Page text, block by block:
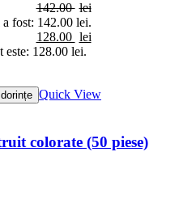
142.00 lei
fost: 142.00 lei.
128.00 lei
este: 128.00 lei.
Quick View
colorate (50 piese)